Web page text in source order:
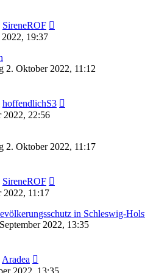
SireneROF
19:37
2. Oktober 2022, 11:12
hoffendlichS3
2022, 22:56
2. Oktober 2022, 11:17
SireneROF
2022, 11:17
in Schleswig-
2022, 13:35
Aradea
2022, 13:35